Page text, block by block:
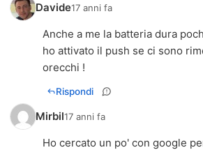
Davide17 anni fa
Anche a me la batteria dura
ho attivato il push se ci sono
orecchi !
Rispondi
Mirbil17 anni fa
Ho cercato un po' con google